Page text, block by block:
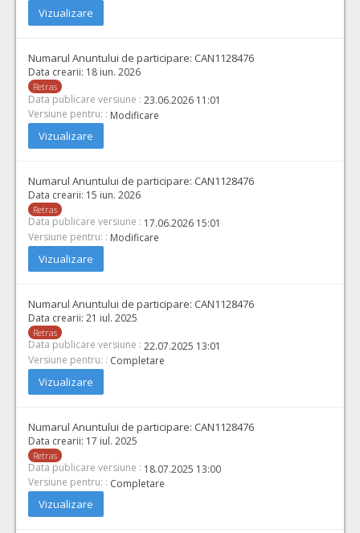
Vizualizare
Numarul Anuntului de participare: CAN1128476
Data crearii: 18 iun. 2026
Retras
Data publicare versiune : 23.06.2026 11:01
Versiune pentru: : Modificare
Vizualizare
Numarul Anuntului de participare: CAN1128476
Data crearii: 15 iun. 2026
Retras
Data publicare versiune : 17.06.2026 15:01
Versiune pentru: : Modificare
Vizualizare
Numarul Anuntului de participare: CAN1128476
Data crearii: 21 iul. 2025
Retras
Data publicare versiune : 22.07.2025 13:01
Versiune pentru: : Completare
Vizualizare
Numarul Anuntului de participare: CAN1128476
Data crearii: 17 iul. 2025
Retras
Data publicare versiune : 18.07.2025 13:00
Versiune pentru: : Completare
Vizualizare